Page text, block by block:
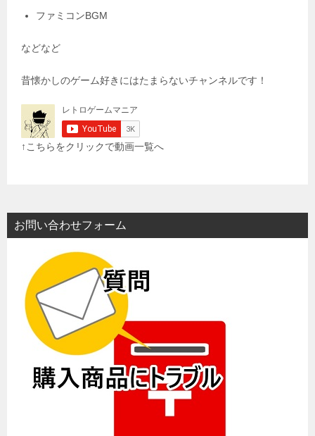
ファミコンBGM
などなど
昔懐かしのゲーム好きにはたまらないチャンネルです！
↑こちらをクリックで動画一覧へ
お問い合わせフォーム